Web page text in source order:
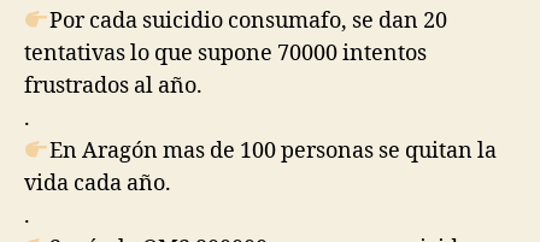
Por cada suicidio consumafo, se dan 20
tentativas lo que supone 70000 intentos
frustrados al año.
.
En Aragón mas de 100 personas se quitan la
vida cada año.
.